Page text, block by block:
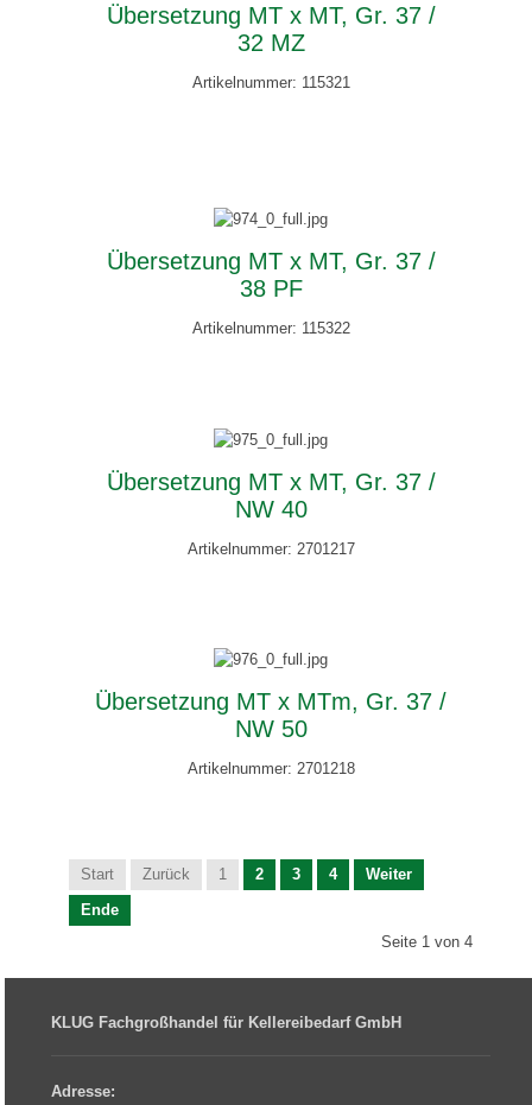
Übersetzung MT x MT, Gr. 37 /
32 MZ
Artikelnummer: 115321
Übersetzung MT x MT, Gr. 37 /
38 PF
Artikelnummer: 115322
Übersetzung MT x MT, Gr. 37 /
NW 40
Artikelnummer: 2701217
Übersetzung MT x MTm, Gr. 37 /
NW 50
Artikelnummer: 2701218
Start Zurück 1 2 3 4
Weiter
Ende
Seite 1 von 4
KLUG Fachgroßhandel für Kellereibedarf GmbH
Adresse: